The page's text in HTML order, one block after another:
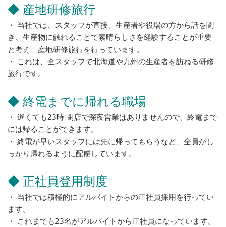
◆ 産地研修旅行
・ 当社では、スタッフが直接、生産者や役場の方から話を聞
き、生産物に触れることで素晴らしさを経験することが重要
と考え、産地研修旅行を行っています。
・ これは、全スタッフで北海道や九州の生産者を訪ねる研修
旅行です。
◆ 終電までに帰れる職場
・ 遅くても23時 閉店で深夜営業はありませんので、終電まで
には帰ることができます。
・ 終電が早いスタッフには先に帰ってもらうなど、全員がし
っかり帰れるように配慮しています。
◆ 正社員登用制度
・ 当社では積極的にアルバイトからの正社員採用を行ってい
ます。
・ これまでも23名がアルバイトから正社員になっています。